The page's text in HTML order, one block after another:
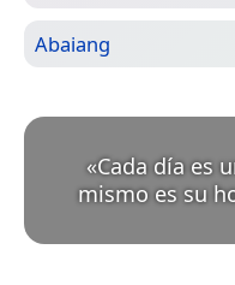
Abaiang
«Cada día es
mismo es su